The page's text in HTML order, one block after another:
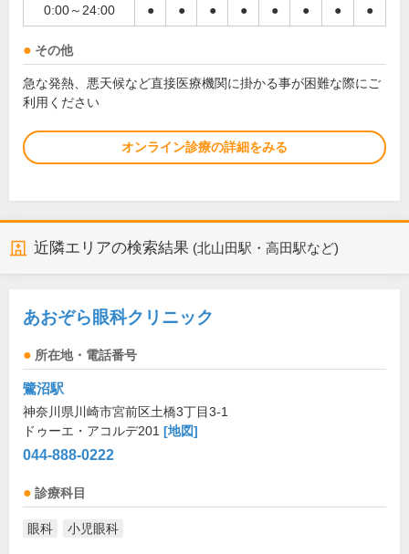
0:00～24:00 ● ● ● ● ● ● ● ●
その他
急な発熱、悪天候など直接医療機関に掛かる事が困難な際にご
利用ください
オンライン診療の詳細をみる
近隣エリアの検索結果 (北山田駅・高田駅など)
あおぞら眼科クリニック
所在地・電話番号
鷺沼駅
神奈川県川崎市宮前区土橋3丁目3-1
ドゥーエ・アコルデ201 [地図]
044-888-0222
診療科目
眼科 小児眼科